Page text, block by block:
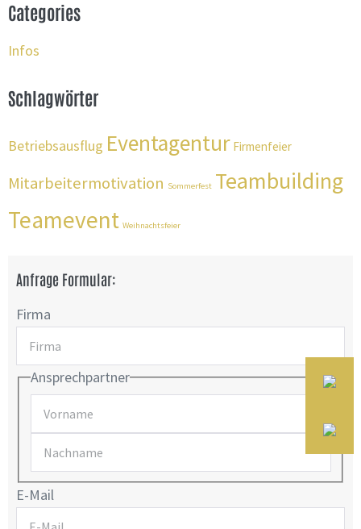
Categories
Infos
Schlagwörter
Betriebsausflug Eventagentur Firmenfeier
Mitarbeitermotivation Sommerfest Teambuilding
Teamevent Weihnachtsfeier
Anfrage Formular:
Firma
Ansprechpartner
E-Mail